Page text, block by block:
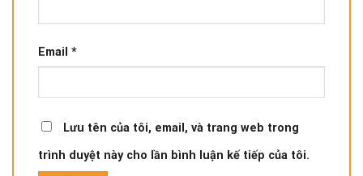
Email *
Lưu tên của tôi, email, và trang web trong
trình duyệt này cho lần bình luận kế tiếp của tôi.